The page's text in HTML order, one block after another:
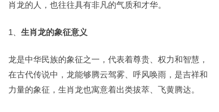
肖龙的人，也往往具有非凡的气质和才华。
1、 生肖龙的象征意义
龙是中华民族的象征之一，代表着尊贵、权力和智慧，
在古代传说中，龙能够腾云驾雾、呼风唤雨，是吉祥和
力量的象征，生肖龙也寓意着出类拔萃、飞黄腾达。